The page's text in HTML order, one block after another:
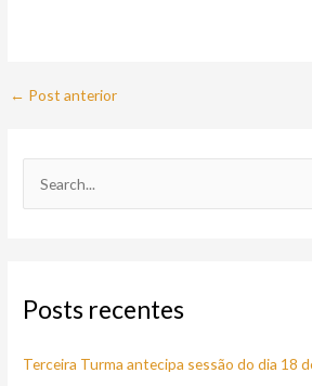
← Post anterior
u
s
Posts recentes
Terceira Turma antecipa sessão do dia 18